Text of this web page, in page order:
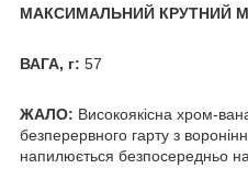
МАКСИМАЛЬНИЙ КРУТНИЙ
ВАГА, г: 57
ЖАЛО: Високоякісна хром-
безперервного гарту з
напилюється безпосередньо